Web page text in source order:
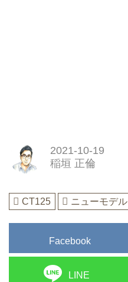
2021-10-19
稲垣 正倫
CT125 ニューモデル
Facebook
LINE